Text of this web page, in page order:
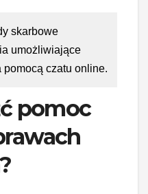
skarbowe
umożliwiające
pomocą czatu online.
pomoc